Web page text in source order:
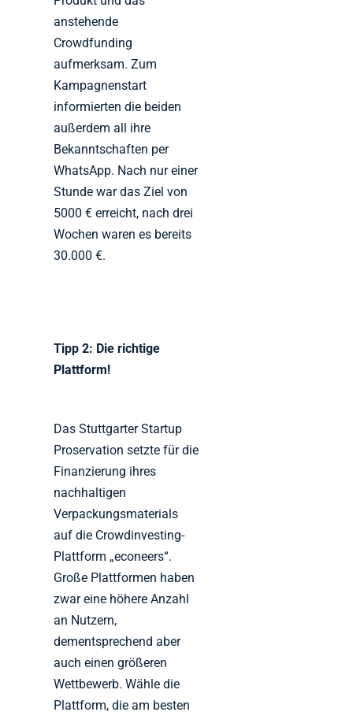
anstehende
Crowdfunding
aufmerksam. Zum
Kampagnenstart
informierten die beiden
außerdem all ihre
Bekanntschaften per
WhatsApp. Nach nur einer
Stunde war das Ziel von
5000 € erreicht, nach drei
Wochen waren es bereits
30.000 €.
Tipp 2: Die richtige
Plattform!
Das Stuttgarter Startup
Proservation setzte für die
Finanzierung ihres
nachhaltigen
Verpackungsmaterials
auf die Crowdinvesting-
Plattform „econeers“.
Große Plattformen haben
zwar eine höhere Anzahl
an Nutzern,
dementsprechend aber
auch einen größeren
Wettbewerb. Wähle die
Plattform, die am besten